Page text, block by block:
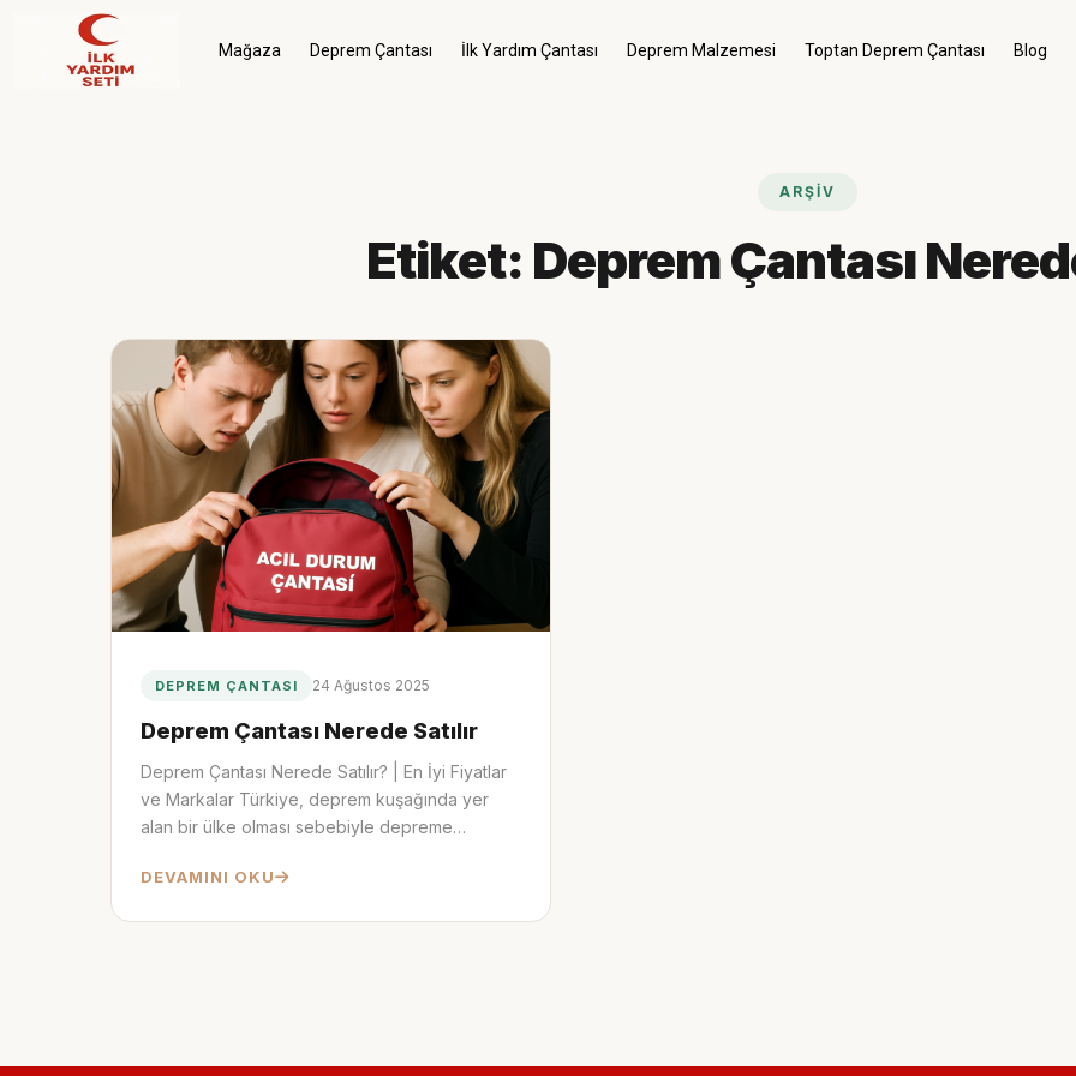
Mağaza Deprem Çantası İlk Yardım Çantası Deprem Malzemesi Toptan Deprem Çantası Blog
ARŞIV
Etiket: Deprem Çantası
DEPREM ÇANTASI 24 Ağustos 2025
Deprem Çantası Nerede Satılır
Deprem Çantası Nerede Satılır? | En İyi Fiyatlar
ve Markalar Türkiye, deprem kuşağında yer
alan bir ülke olması sebebiyle depreme…
DEVAMINI OKU
Menü
Genel